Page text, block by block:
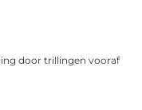
door trillingen vooraf